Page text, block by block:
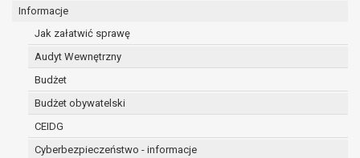
Informacje
Jak załatwić sprawę
Audyt Wewnętrzny
Budżet
Budżet obywatelski
CEIDG
Cyberbezpieczeństwo - informacje
osobowych;
podmioty upoważnione do odbioru danych
przepisów prawa.
Pani/Pana dane osobowe będą przetwarzane
przez okres niezbędny do realizacji celu dla jakiego
zostały zebrane oraz zgodnie z terminami